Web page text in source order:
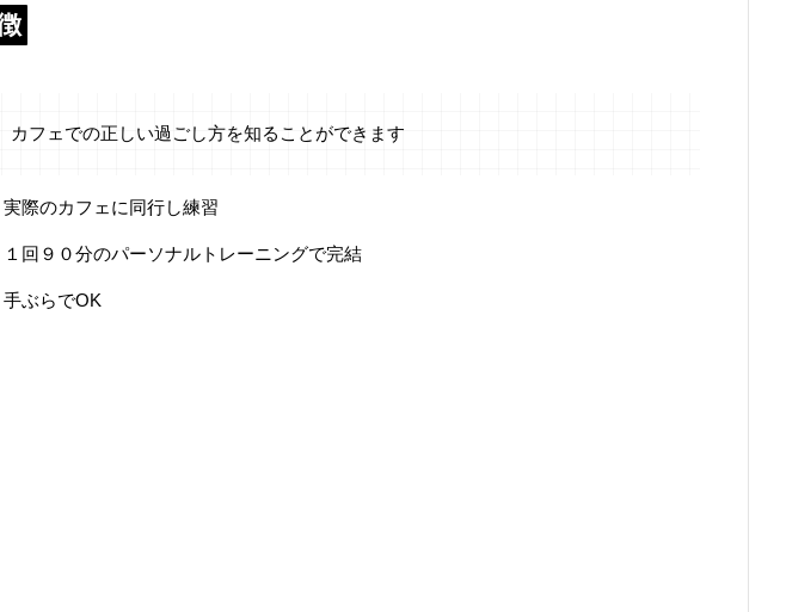
カフェでの正しい過ごし方を知ることができます
際のカフェに同行し練習
回９０分のパーソナルトレーニングで完結
ぶらでOK